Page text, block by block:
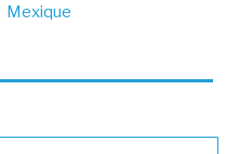
Mexique